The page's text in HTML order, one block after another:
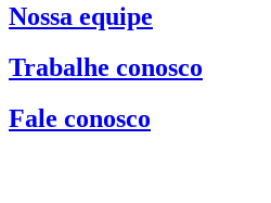
Nossa equipe
Trabalhe conosco
Fale conosco